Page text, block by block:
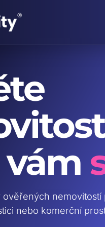
nemovitostí
nebo komerční